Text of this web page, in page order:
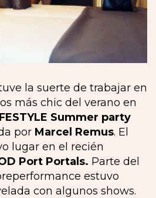
la suerte de trabajar en
más chic del verano en
Summer party
por Marcel Remus. El
lugar en el recién
Port Portals. Parte del
estuvo
con algunos shows.